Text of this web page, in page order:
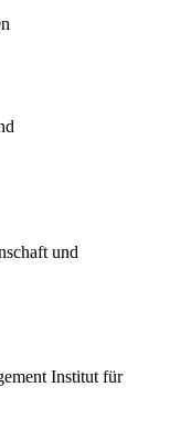
und
Institut für